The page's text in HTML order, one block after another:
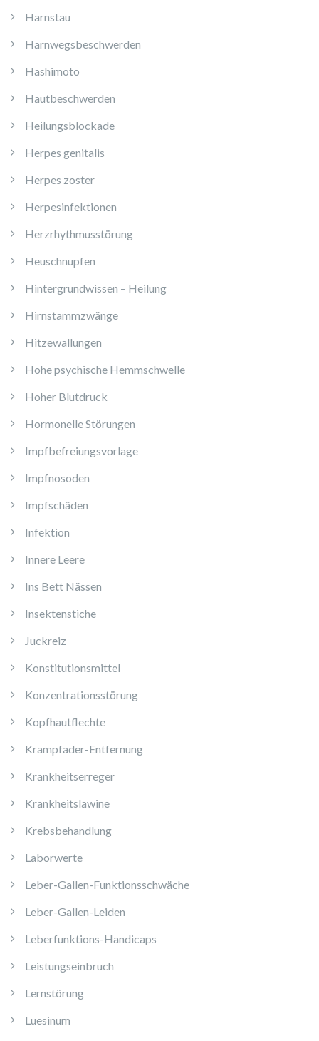
Harnstau
Harnwegsbeschwerden
Hashimoto
Hautbeschwerden
Heilungsblockade
Herpes genitalis
Herpes zoster
Herpesinfektionen
Herzrhythmusstörung
Heuschnupfen
Hintergrundwissen – Heilung
Hirnstammzwänge
Hitzewallungen
Hohe psychische Hemmschwelle
Hoher Blutdruck
Hormonelle Störungen
Impfbefreiungsvorlage
Impfnosoden
Impfschäden
Infektion
Innere Leere
Ins Bett Nässen
Insektenstiche
Juckreiz
Konstitutionsmittel
Konzentrationsstörung
Kopfhautflechte
Krampfader-Entfernung
Krankheitserreger
Krankheitslawine
Krebsbehandlung
Laborwerte
Leber-Gallen-Funktionsschwäche
Leber-Gallen-Leiden
Leberfunktions-Handicaps
Leistungseinbruch
Lernstörung
Luesinum